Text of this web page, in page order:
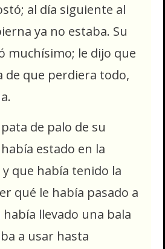
al día siguiente al
ya no estaba. Su
muchísimo; le dijo que
de que perdiera todo,
de palo de su
estado en la
que había tenido la
qué le había pasado a
había llevado una bala
a usar hasta